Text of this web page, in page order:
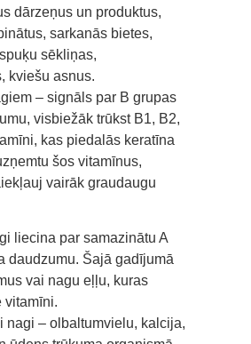
dārzeņus un produktus,
sarkanās bietes,
sēkliņas,
kviešu asnus.
– signāls par B grupas
visbiežāk trūkst B1, B2,
kas piedalās keratīna
šos vitamīnus,
vairāk graudaugu
liecina par samazinātu A
daudzumu. Šajā gadījumā
vai nagu eļļu, kuras
vitamīni.
nagi – olbaltumvielu, kalcija,